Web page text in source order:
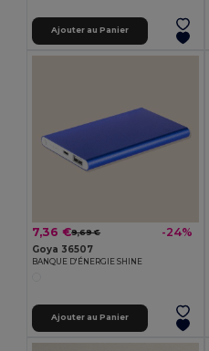
Ajouter au Panier
7,36 €9,69 € -24%
Goya 36507
BANQUE D'ÉNERGIE SHINE
Ajouter au Panier